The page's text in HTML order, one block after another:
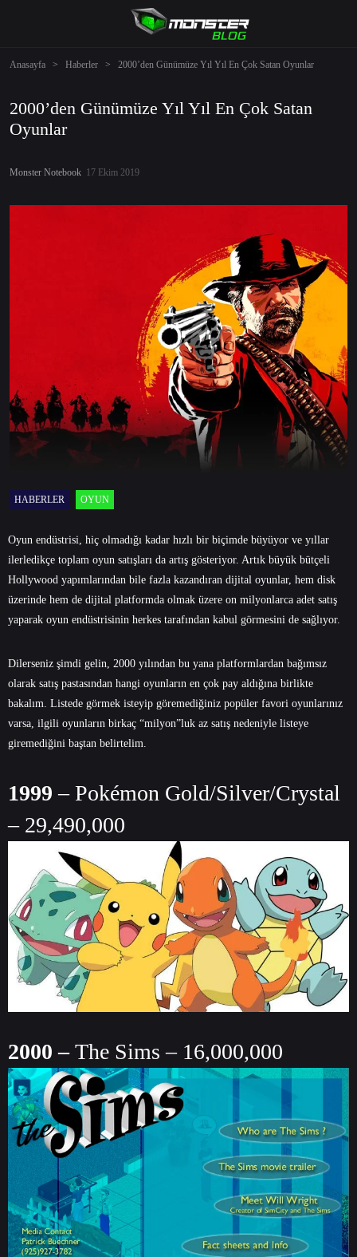
Anasayfa > Haberler > 2000’den Günümüze Yıl Yıl En Çok Satan Oyunlar
2000’den Günümüze Yıl Yıl En Çok Satan
Oyunlar
Monster Notebook 17 Ekim 2019
HABERLER OYUN
Oyun endüstrisi, hiç olmadığı kadar hızlı bir biçimde büyüyor ve yıllar
ilerledikçe toplam oyun satışları da artış gösteriyor. Artık büyük bütçeli
Hollywood yapımlarından bile fazla kazandıran dijital oyunlar, hem disk
üzerinde hem de dijital platformda olmak üzere on milyonlarca adet satış
yaparak oyun endüstrisinin herkes tarafından kabul görmesini de sağlıyor.
Dilerseniz şimdi gelin, 2000 yılından bu yana platformlardan bağımsız
olarak satış pastasından hangi oyunların en çok pay aldığına birlikte
bakalım. Listede görmek isteyip göremediğiniz popüler favori oyunlarınız
varsa, ilgili oyunların birkaç “milyon”luk az satış nedeniyle listeye
giremediğini baştan belirtelim.
1999– Pokémon Gold/Silver/Crystal
– 29,490,000
2000 –The Sims – 16,000,000